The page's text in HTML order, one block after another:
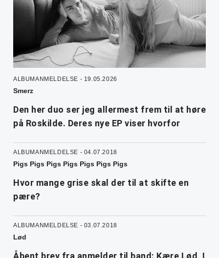
ALBUMANMELDELSE - 19.05.2026
Smerz
Den her duo ser jeg allermest frem til at høre
på Roskilde. Deres nye EP viser hvorfor
ALBUMANMELDELSE - 04.07.2018
Pigs Pigs Pigs Pigs Pigs Pigs Pigs
Hvor mange grise skal der til at skifte en
pære?
ALBUMANMELDELSE - 03.07.2018
Lød
Åbent brev fra anmelder til band: Kære Lød, I